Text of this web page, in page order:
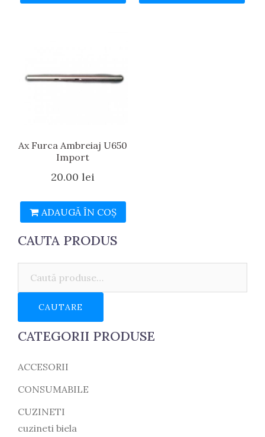
Ax Furca Ambreiaj U650
Import
20.00lei
ADAUGĂ ÎN COȘ
CAUTA PRODUS
CAUTARE
CATEGORII PRODUSE
ACCESORII
CONSUMABILE
CUZINETI
cuzineti biela